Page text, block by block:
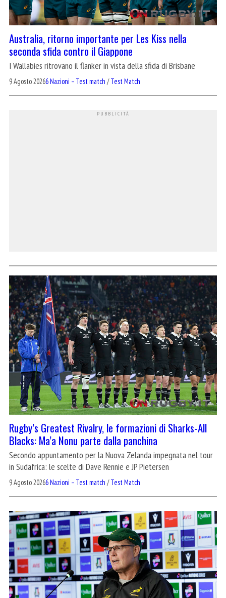
Australia, ritorno importante per Les Kiss nella
seconda sfida contro il Giappone
I Wallabies ritrovano il flanker in vista della sfida di Brisbane
9 Agosto 20266 Nazioni – Test match /Test Match
Rugby’s Greatest Rivalry, le formazioni di Sharks-All
Blacks: Ma’a Nonu parte dalla panchina
Secondo appuntamento per la Nuova Zelanda impegnata nel tour
in Sudafrica: le scelte di Dave Rennie e JP Pietersen
9 Agosto 20266 Nazioni – Test match /Test Match